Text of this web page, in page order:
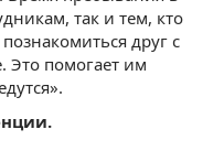
так и тем, кто
друг с
Это помогает им